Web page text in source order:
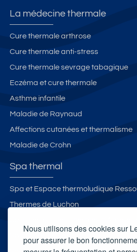
Nous utilisons des cookies sur
pour assurer le bon
La médecine thermale
Cure thermale arthrose
Cure thermale anti-stress
Cure thermale sevrage tabagique
Eczéma et cure thermale
Asthme infantile
Maladie de Raynaud
Affections cutanées et thermalisme
Maladie de Crohn
Spa thermal
Spa et Espace thermoludique
Thermes de Luchon